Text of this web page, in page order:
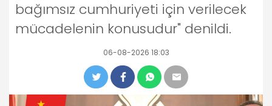
bağımsız cumhuriyeti için verilecek
mücadelenin konusudur" denildi.
06-08-2026 18:03